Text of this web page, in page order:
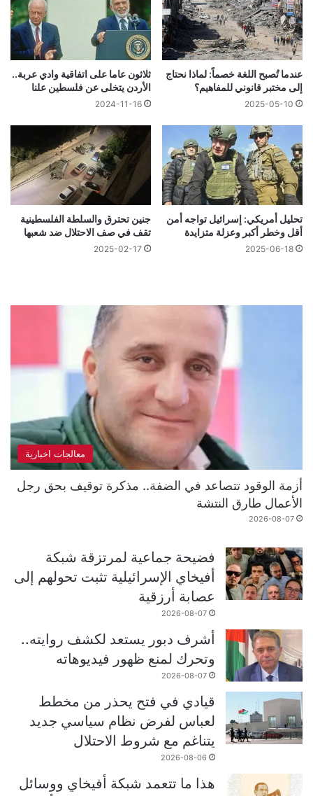
عندما تُصبح اللغة خصماً: لماذا نحتاج
إلى مختبر قانوني للمفاهيم؟
2025-05-10
ثلاثون عاما على اتفاقية وادي عربة..
الأردن يتخلى عن فلسطين علنا
2024-11-16
تحليل أمريكي: إسرائيل تواجه أمن
أقل وخطر أكبر وعزلة متزايدة
2025-06-18
جنين تحترق والسلطة الفلسطينية
تقف في صف الاحتلال ضد شعبها
2025-02-17
معالجات اخبارية
أزمة الوقود تتصاعد في الضفة.. مذكرة توقيف بحق رجل
الأعمال طارق النتشة
2026-08-07
فضيحة جماعية لمرتزقة شبكة
أفيخاي الإسرائيلية تثبت تحولهم إلى
عصابة أرزقية
2026-08-07
أشرف دبور يستعد لكشف روايته..
وتحرك لمنع ظهور فيديوهاته
2026-08-07
قيادي في فتح يحذر من مخطط
لعباس لفرض نظام سياسي جديد
يتناغم مع شروط الاحتلال
2026-08-06
هذا ما تتعمد شبكة أفيخاي ووسائل